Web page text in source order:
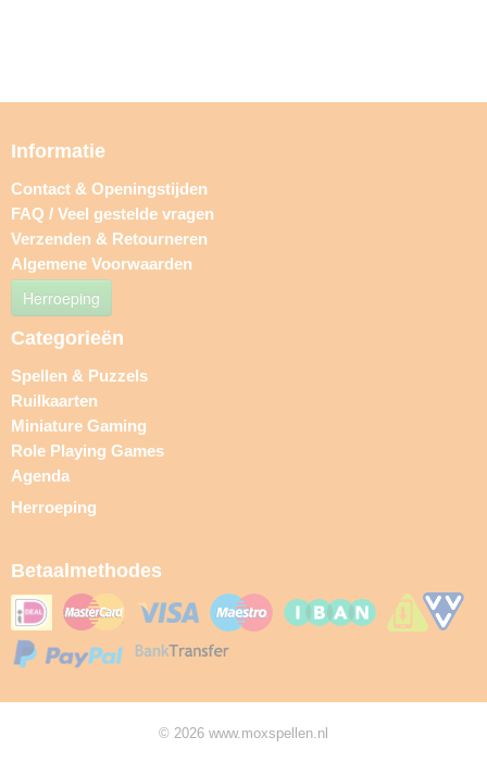
Informatie
Contact & Openingstijden
FAQ / Veel gestelde vragen
Verzenden & Retourneren
Algemene Voorwaarden
Herroeping
Categorieën
Spellen & Puzzels
Ruilkaarten
Miniature Gaming
Role Playing Games
Agenda
Herroeping
Betaalmethodes
© 2026 www.moxspellen.nl